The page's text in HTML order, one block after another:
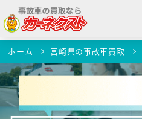
ホーム 宮崎県の事故車買取